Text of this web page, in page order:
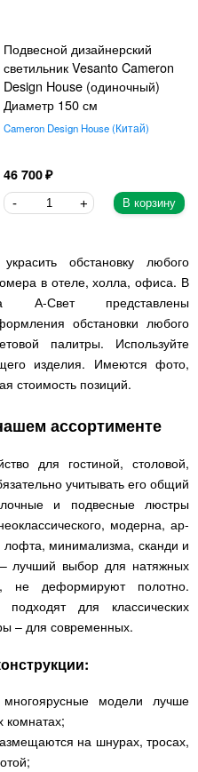
Подвесной дизайнерский
светильник Vesanto Cameron
Design House (одиночный)
Диаметр 150 см
Cameron Design House Китай
46 700
В корзину
обстановку любого
в отеле, холла, офиса. В
А-Свет представлены
обстановки любого
палитры. Используйте
изделия. Имеются фото,
стоимость позиций.
ассортименте
для гостиной, столовой,
учитывать его общий
и подвесные люстры
модерна, ар-
лофта, минимализма, сканди и
лучший выбор для натяжных
не деформируют полотно.
для классических
– для современных.
модели лучше
комнатах;
на шнурах, тросах,